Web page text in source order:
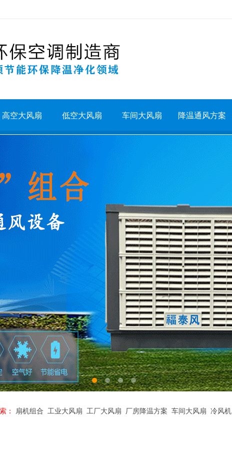
高空大风扇 低空大风扇 车间大风扇 降温通风方案
： 扇机组合 工业大风扇 工厂大风扇 厂房降温方案 车间大风扇 冷风机